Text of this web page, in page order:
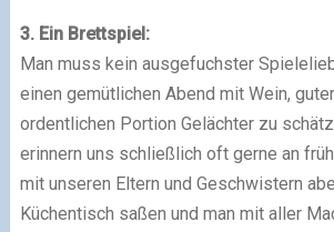
3. Ein Brettspiel:
Man muss kein ausgefuchster
einen gemütlichen Abend mit Wein,
ordentlichen Portion Gelächter zu
erinnern uns schließlich oft gerne an
mit unseren Eltern und Geschwistern
Küchentisch saßen und man mit aller